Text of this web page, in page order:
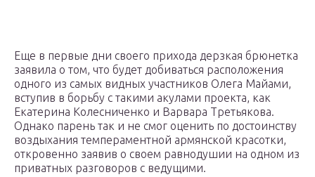
Еще в первые дни своего прихода дерзкая брюнетка
заявила о том, что будет добиваться расположения
одного из самых видных участников Олега Майами,
вступив в борьбу с такими акулами проекта, как
Екатерина Колесниченко и Варвара Третьякова.
Однако парень так и не смог оценить по достоинству
воздыхания темпераментной армянской красотки,
откровенно заявив о своем равнодушии на одном из
приватных разговоров с ведущими.